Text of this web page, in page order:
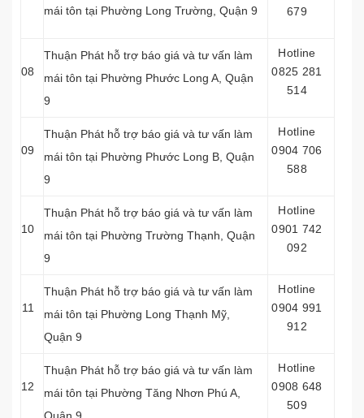
mái tôn tại Phường Long Trường, Quận 9
679
08
Thuận Phát hỗ trợ báo giá và tư vấn làm
mái tôn tại Phường Phước Long A, Quận
9
Hotline
0825 281
514
09
Thuận Phát hỗ trợ báo giá và tư vấn làm
mái tôn tại Phường Phước Long B, Quận
9
Hotline
0904 706
588
10
Thuận Phát hỗ trợ báo giá và tư vấn làm
mái tôn tại Phường Trường Thạnh, Quận
9
Hotline
0901 742
092
11
Thuận Phát hỗ trợ báo giá và tư vấn làm
mái tôn tại Phường Long Thạnh Mỹ,
Quận 9
Hotline
0904 991
912
12
Thuận Phát hỗ trợ báo giá và tư vấn làm
mái tôn tại Phường Tăng Nhơn Phú A,
Hotline
0908 648
509